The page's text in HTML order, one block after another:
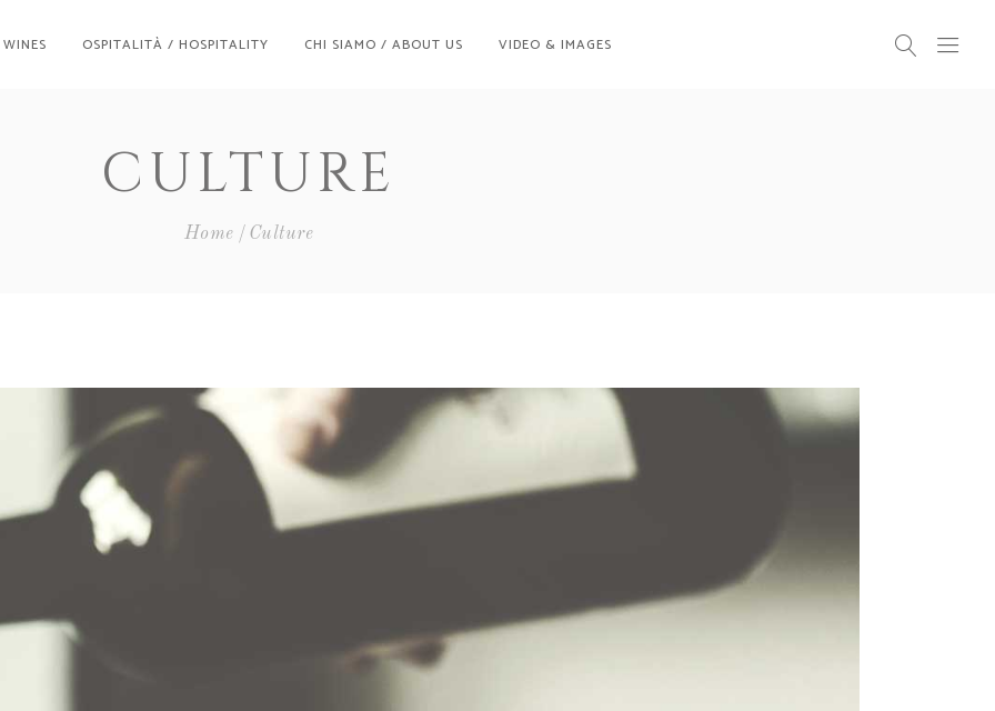
OSPITALITÀ / HOSPITALITY CHI SIAMO / ABOUT US VIDEO & IMAGES
CULTURE
Home Culture